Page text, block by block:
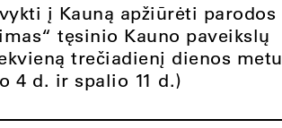
į Kauną apžiūrėti parodos
tęsinio Kauno paveikslų
trečiadienį dienos metu
4 d. ir spalio 11 d.)